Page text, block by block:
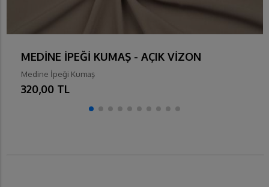
MEDİNE İPEĞİ KUMAŞ - AÇIK VİZON
Medine İpeği Kumaş
320,00 TL